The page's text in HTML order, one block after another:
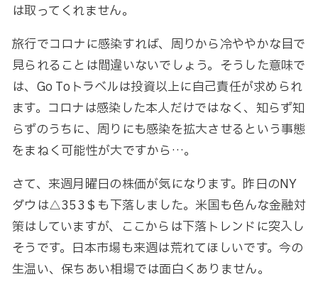
は取ってくれません。
旅行でコロナに感染すれば、周りから冷ややかな目で
見られることは間違いないでしょう。そうした意味で
は、Go Toトラベルは投資以上に自己責任が求められ
ます。コロナは感染した本人だけではなく、知らず知
らずのうちに、周りにも感染を拡大させるという事態
をまねく可能性が大ですから…。
さて、来週月曜日の株価が気になります。昨日のNY
ダウは△353＄も下落しました。米国も色んな金融対
策はしていますが、ここからは下落トレンドに突入し
そうです。日本市場も来週は荒れてほしいです。今の
生温い、保ちあい相場では面白くありません。